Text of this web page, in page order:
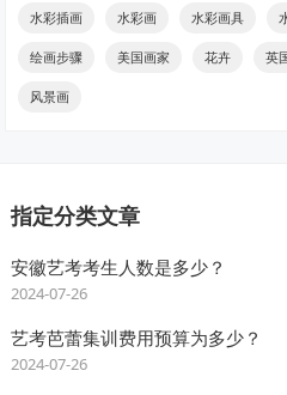
水彩插画 水彩画 水彩画具
绘画步骤 美国画家 花卉 英
风景画
指定分类文章
安徽艺考考生人数是多少？
2024-07-26
艺考芭蕾集训费用预算为多少？
2024-07-26